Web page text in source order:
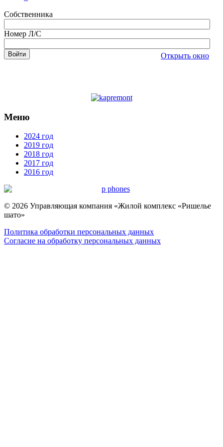
Собственника
Номер Л/С
Открыть окно
Меню
2024 год
2019 год
2018 год
2017 год
2016 год
© 2026 Управляющая компания «Жилой комплекс «Ришелье
шато»
Политика обработки персональных данных
Согласие на обработку персональных данных